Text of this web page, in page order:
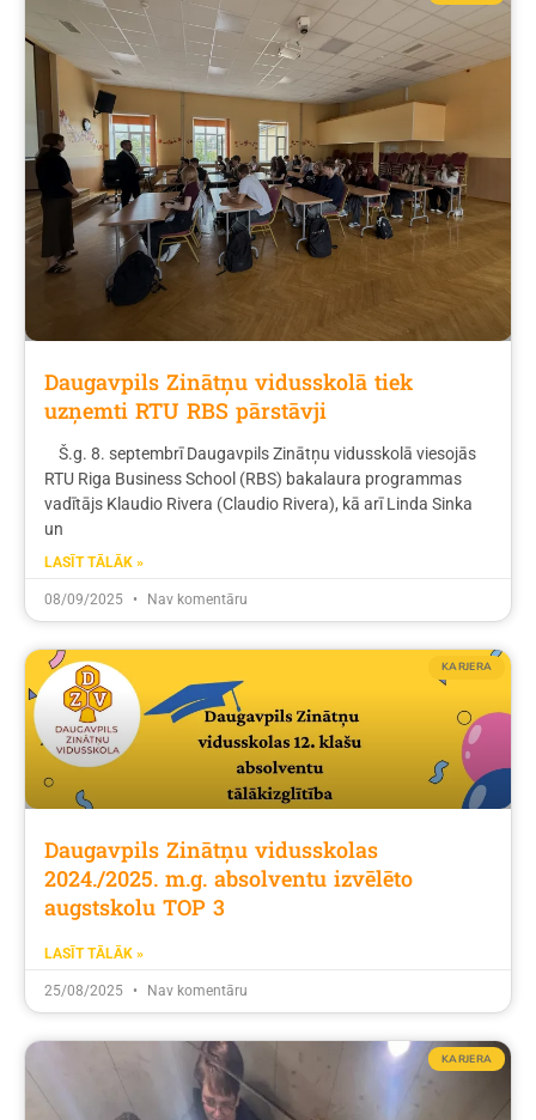
Daugavpils Zinātņu vidusskolā tiek
uzņemti RTU RBS pārstāvji
Š.g. 8. septembrī Daugavpils Zinātņu vidusskolā viesojās
RTU Riga Business School (RBS) bakalaura programmas
vadītājs Klaudio Rivera (Claudio Rivera), kā arī Linda Sinka
un
LASĪT TĀLĀK »
08/09/2025 Nav komentāru
KARJERA
Daugavpils Zinātņu vidusskolas
2024./2025. m.g. absolventu izvēlēto
augstskolu TOP 3
LASĪT TĀLĀK »
25/08/2025 Nav komentāru
KARJERA